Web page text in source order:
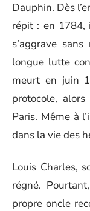
Dauphin. Dès
répit : en 1784,
s’aggrave
longue lutte
meurt en juin
protocole,
Paris. Même à
dans la vie des
Louis Charles,
régné.
propre oncle